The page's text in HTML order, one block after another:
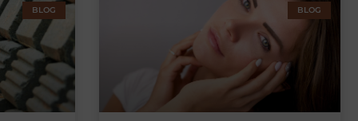
BLOG BLOG